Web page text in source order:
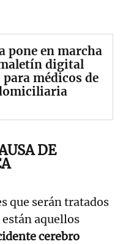
pone en marcha
digital
para médicos de
DE
que serán tratados
aquellos
cerebro